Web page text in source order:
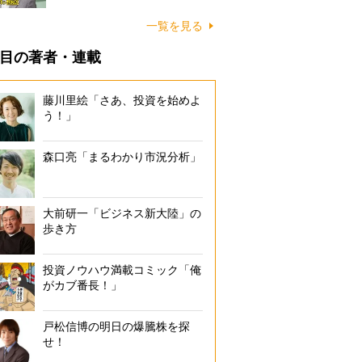
一覧を見る
の著者・連載
藤川里絵「さあ、投資を始めよ
う！」
森口亮「まるわかり市況分析」
大前研一「ビジネス新大陸」の
歩き方
投資ノウハウ満載コミック「俺
がカブ番長！」
戸松信博の明日の爆騰株を探
せ！